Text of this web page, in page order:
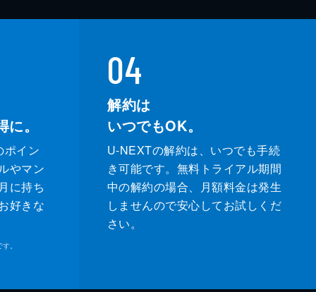
。
ポイン
やマン
に持ち
好きな
。
04
解約は
いつでもOK。
U-NEXTの解約は、いつでも手続
き可能です。無料トライアル期間
中の解約の場合、月額料金は発生
しませんので安心してお試しくだ
さい。